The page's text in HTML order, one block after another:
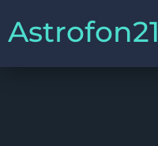
Astrofon21